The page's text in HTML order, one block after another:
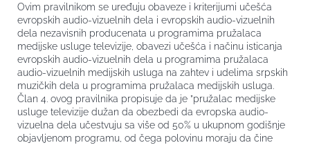
Ovim pravilnikom se uređuju obaveze i kriterijumi učešća
evropskih audio-vizuelnih dela i evropskih audio-vizuelnih
dela nezavisnih producenata u programima pružalaca
medijske usluge televizije, obavezi učešća i načinu isticanja
evropskih audio-vizuelnih dela u programima pružalaca
audio-vizuelnih medijskih usluga na zahtev i udelima srpskih
muzičkih dela u programima pružalaca medijskih usluga.
Član 4. ovog pravilnika propisuje da je ”pružalac medijske
usluge televizije dužan da obezbedi da evropska audio-
vizuelna dela učestvuju sa više od 50% u ukupnom godišnje
objavljenom programu, od čega polovinu moraju da čine